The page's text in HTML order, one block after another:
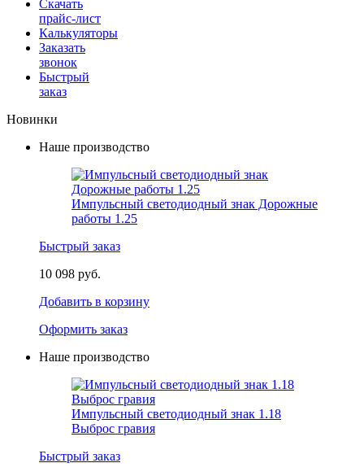
Скачать
прайс-лист
Калькуляторы
Заказать
звонок
Быстрый
заказ
Новинки
Наше производство
Импульсный светодиодный знак Дорожные
работы 1.25
Быстрый заказ
10 098 руб.
Добавить в корзину
Оформить заказ
Наше производство
Импульсный светодиодный знак 1.18
Выброс гравия
Быстрый заказ